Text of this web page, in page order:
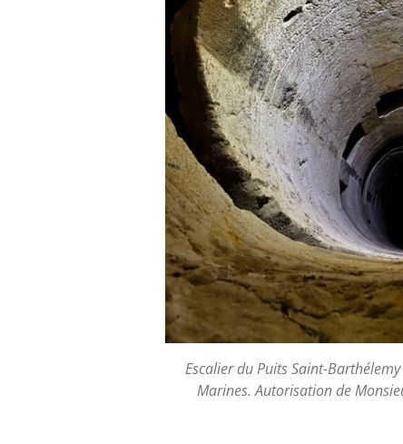
Escalier du Puits Saint-
Marines.Autorisation de